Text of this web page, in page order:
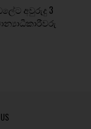
අවුරුදු 3